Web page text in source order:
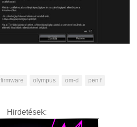
firmware olympus om-d pen f
Hirdetések: